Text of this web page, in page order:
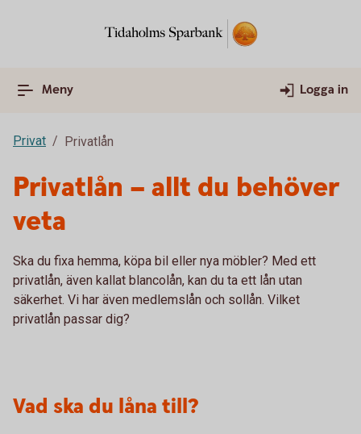
Meny Logga in
Privat Privatlån
Privatlån – allt du behöver
veta
Ska du fixa hemma, köpa bil eller nya möbler? Med ett
privatlån, även kallat blancolån, kan du ta ett lån utan
säkerhet. Vi har även medlemslån och sollån. Vilket
privatlån passar dig?
Vad ska du låna till?